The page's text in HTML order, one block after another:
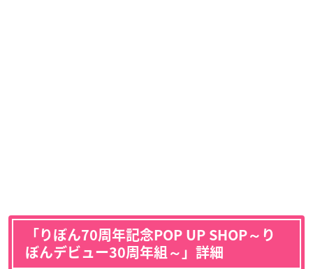
「りぼん70周年記念POP UP SHOP～り
ぼんデビュー30周年組～」詳細